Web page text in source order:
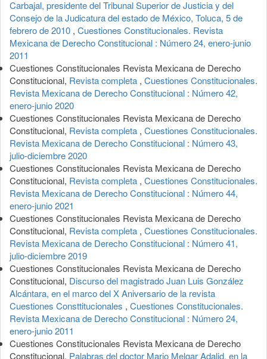
Carbajal, presidente del Tribunal Superior de Justicia y del
Consejo de la Judicatura del estado de México, Toluca, 5 de
febrero de 2010 , Cuestiones Constitucionales. Revista
Mexicana de Derecho Constitucional : Número 24, enero-junio
2011
Cuestiones Constitucionales Revista Mexicana de Derecho
Constitucional, Revista completa , Cuestiones Constitucionales.
Revista Mexicana de Derecho Constitucional : Número 42,
enero-junio 2020
Cuestiones Constitucionales Revista Mexicana de Derecho
Constitucional, Revista completa , Cuestiones Constitucionales.
Revista Mexicana de Derecho Constitucional : Número 43,
julio-diciembre 2020
Cuestiones Constitucionales Revista Mexicana de Derecho
Constitucional, Revista completa , Cuestiones Constitucionales.
Revista Mexicana de Derecho Constitucional : Número 44,
enero-junio 2021
Cuestiones Constitucionales Revista Mexicana de Derecho
Constitucional, Revista completa , Cuestiones Constitucionales.
Revista Mexicana de Derecho Constitucional : Número 41,
julio-diciembre 2019
Cuestiones Constitucionales Revista Mexicana de Derecho
Constitucional, Discurso del magistrado Juan Luis González
Alcántara, en el marco del X Aniversario de la revista
Cuestiones Consttitucionales , Cuestiones Constitucionales.
Revista Mexicana de Derecho Constitucional : Número 24,
enero-junio 2011
Cuestiones Constitucionales Revista Mexicana de Derecho
Constitucional, Palabras del doctor Mario Melgar Adalid, en la